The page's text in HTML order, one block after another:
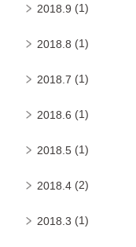
2018.9 (1)
2018.8 (1)
2018.7 (1)
2018.6 (1)
2018.5 (1)
2018.4 (2)
2018.3 (1)